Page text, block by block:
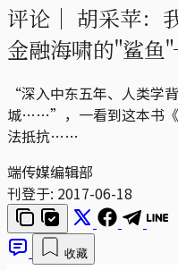
评论｜ 胡采苹：
金融海啸的"鲨
“深入中东五年、人类学
城……”，一看到这本书《
法抵抗……
端传媒编辑部
刊登于: 2017-06-18
收藏